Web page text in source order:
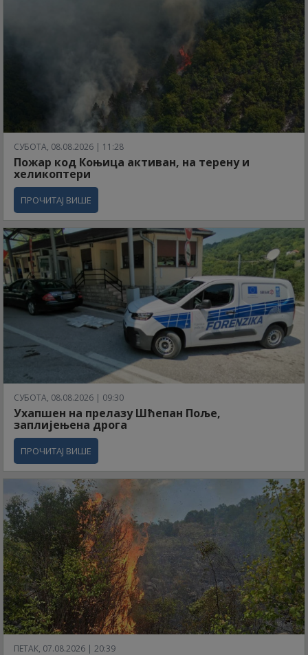
СУБОТА, 08.08.2026 | 11:28
Пожар код Коњица активан, на терену и
хеликоптери
ПРОЧИТАЈ ВИШЕ
СУБОТА, 08.08.2026 | 09:30
Ухапшен на прелазу Шћепан Поље,
заплијењена дрога
ПРОЧИТАЈ ВИШЕ
ПЕТАК, 07.08.2026 | 20:39